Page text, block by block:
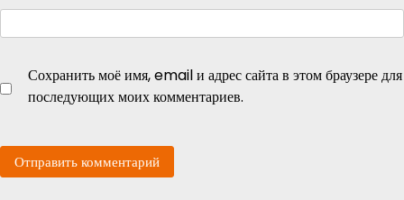
Сохранить моё имя, email и адрес сайта в этом браузере для
последующих моих комментариев.